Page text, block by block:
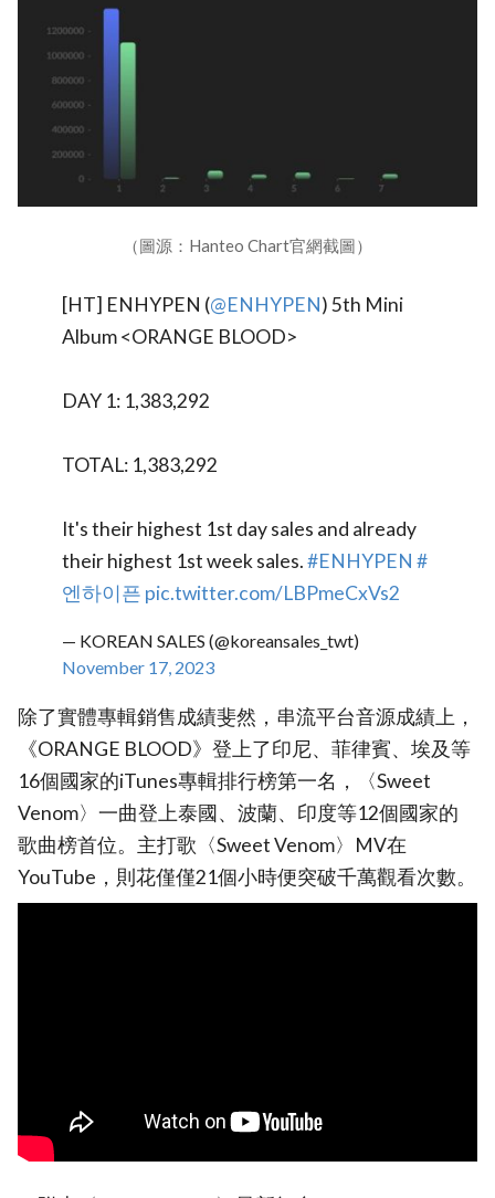
（圖源：Hanteo Chart官網截圖）
[HT] ENHYPEN (@ENHYPEN) 5th Mini
Album <ORANGE BLOOD>
DAY 1: 1,383,292
TOTAL: 1,383,292
It's their highest 1st day sales and already
their highest 1st week sales.#ENHYPEN #
엔하이픈 pic.twitter.com/LBPmeCxVs2
— KOREAN SALES (@koreansales_twt)
November 17, 2023
除了實體專輯銷售成績斐然，串流平台音源成績上，
《ORANGE BLOOD》登上了印尼、菲律賓、埃及等
16個國家的iTunes專輯排行榜第一名，〈Sweet
Venom〉一曲登上泰國、波蘭、印度等12個國家的
歌曲榜首位。主打歌〈Sweet Venom〉MV在
YouTube，則花僅僅21個小時便突破千萬觀看次數。